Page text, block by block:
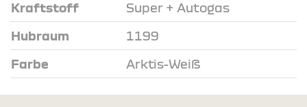
Kraftstoff Super + Autogas
Hubraum 1199
Farbe Arktis-Weiß